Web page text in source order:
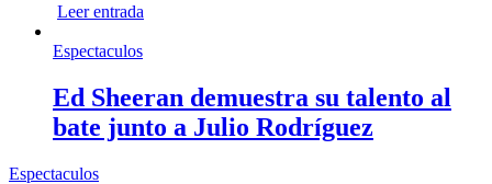
Leer entrada
Espectaculos
Ed Sheeran demuestra su talento al
bate junto a Julio Rodríguez
Espectaculos